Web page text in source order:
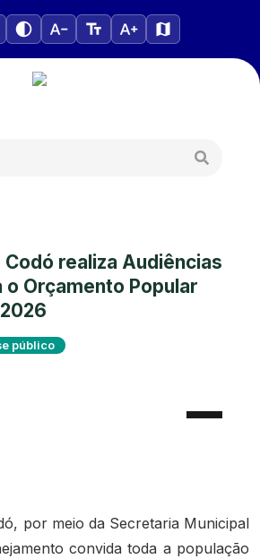
realiza Audiências
o Orçamento Popular
público
por meio da Secretaria Municipal
convida toda a população